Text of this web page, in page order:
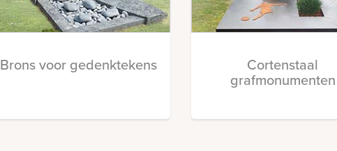
Brons voor gedenktekens Cortenstaal
grafmonumenten